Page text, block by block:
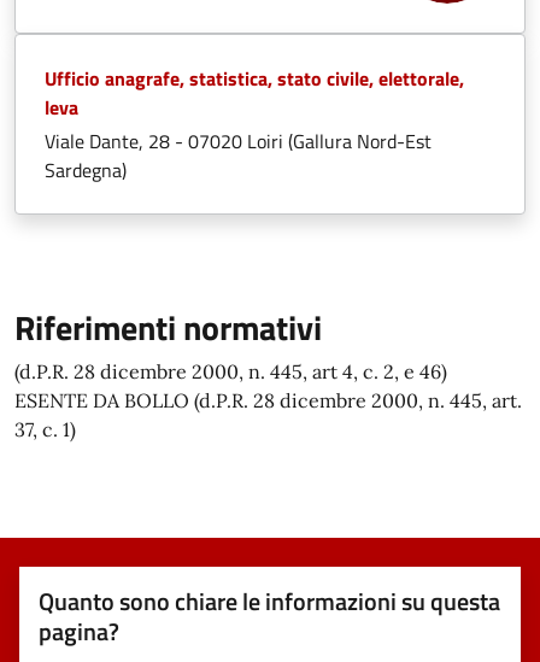
Ufficio anagrafe, statistica, stato civile, elettorale,
leva
Viale Dante, 28 - 07020 Loiri (Gallura Nord-Est
Sardegna)
Riferimenti normativi
(d.P.R. 28 dicembre 2000, n. 445, art 4, c. 2, e 46)
ESENTE DA BOLLO (d.P.R. 28 dicembre 2000, n. 445, art.
37, c. 1)
Quanto sono chiare le informazioni su questa
pagina?